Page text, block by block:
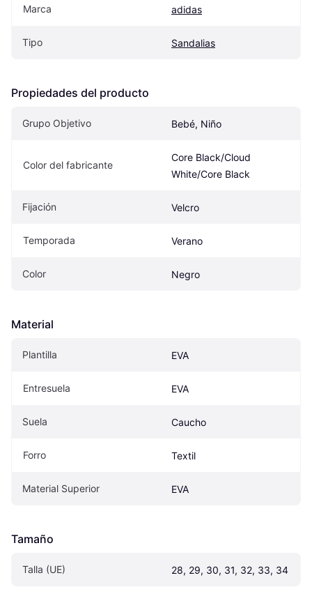
Marca adidas
Tipo Sandalias
Propiedades del producto
Grupo Objetivo Bebé, Niño
Color del fabricante
Core Black/Cloud
White/Core Black
Fijación Velcro
Temporada Verano
Color Negro
Material
Plantilla EVA
Entresuela EVA
Suela Caucho
Forro Textil
Material Superior EVA
Tamaño
Talla (UE) 28, 29, 30, 31, 32, 33, 34